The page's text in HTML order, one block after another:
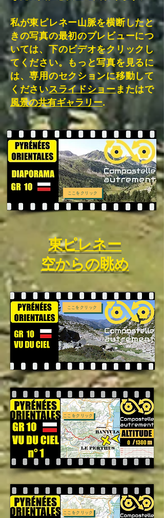
私が東ピレネー山脈を横断したと
きの写真の最初のプレビューにつ
いては、下のビデオをクリックし
てください。もっと写真を見るに
は、専用のセクションに移動して
くださいスライドショーまたはで
風景の共有ギャラリー.
ここをクリック
東ピレネー
空からの眺め
ここをクリック
ここをクリック
ここをクリック